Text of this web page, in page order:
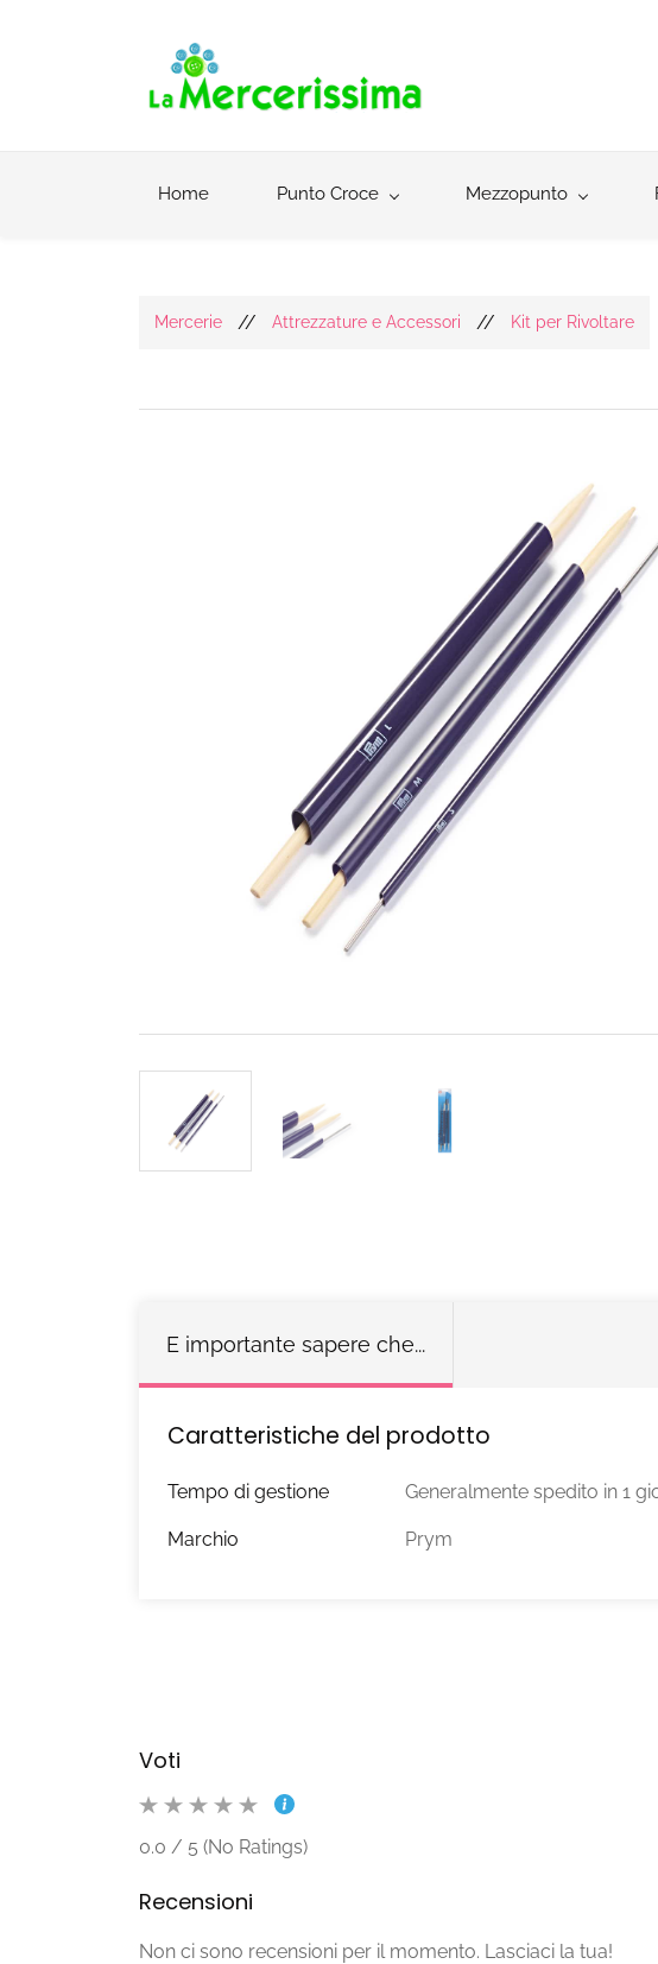
Home Punto Croce Mezzopunto
Mercerie // Attrezzature e Accessori // Kit per Rivoltare
E importante sapere che...
Caratteristiche del prodotto
Tempo di gestione Generalmente spedito in 1
Marchio Prym
Voti
0.0 / 5 (No Ratings)
Recensioni
Non ci sono recensioni per il momento. Lasciaci la tua!